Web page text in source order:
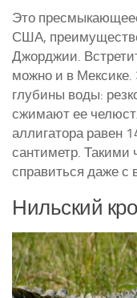
Это
США,
Джорджии.
можно и в Мексике.
глубины воды:
сжимают ее
аллигатора равен
сантиметр. Такими
справиться даже с
Нильский